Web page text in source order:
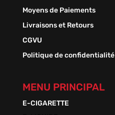
Moyens de Paiements
Livraisons et Retours
CGVU
Politique de confidentialité
MENU PRINCIPAL
E-CIGARETTE